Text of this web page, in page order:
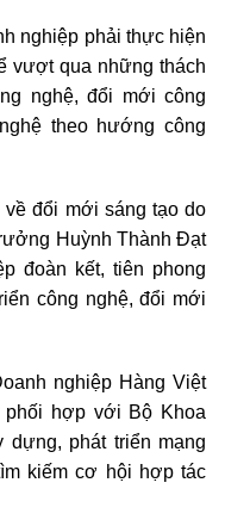
nghiệp phải thực hiện
vượt qua những thách
nghệ, đổi mới công
theo hướng công
đổi mới sáng tạo do
Huỳnh Thành Đạt
đoàn kết, tiên phong
công nghệ, đổi mới
nghiệp Hàng Việt
phối hợp với Bộ Khoa
dựng, phát triển mạng
kiếm cơ hội hợp tác